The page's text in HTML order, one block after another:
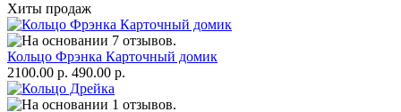
Хиты продаж
Кольцо Фрэнка Карточный домик
2100.00 р. 490.00 р.